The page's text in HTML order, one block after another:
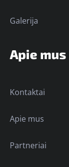
Galerija
Apie mus
Kontaktai
Apie mus
Partneriai